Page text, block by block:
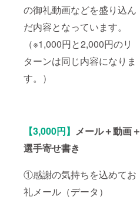
の御礼動画などを盛り込ん
だ内容となっています。
（※1,000円と2,000円のリ
ターンは同じ内容になりま
す。）
【3,000円】 メール＋動画＋
選手寄せ書き
①感謝の気持ちを込めてお
礼メール（データ）